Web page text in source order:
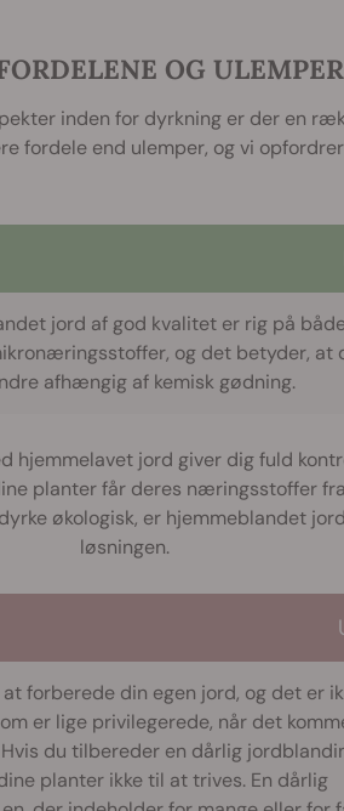
OG
inden for dyrkning er der en
fordele end ulemper, og vi
jord af god kvalitet er rig på
og det betyder, at
afhængig af kemisk gødning.
hjemmelavet jord giver dig fuld
planter får deres næringsstoffer
økologisk, er hjemmeblandet jord
løsningen.
forberede din egen jord, og det er
er lige privilegerede, når det
du tilbereder en dårlig
planter ikke til at trives. En dårlig